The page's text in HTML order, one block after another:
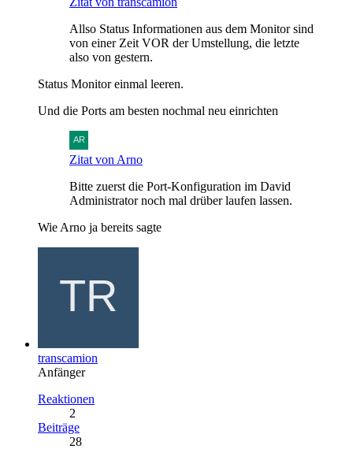
Allso Status Informationen aus dem Monitor sind
von einer Zeit VOR der Umstellung, die letzte
also von gestern.
Status Monitor einmal leeren.
Und die Ports am besten nochmal neu einrichten
Zitat von Arno
Bitte zuerst die Port-Konfiguration im David
Administrator noch mal drüber laufen lassen.
Wie Arno ja bereits sagte
transcamion
Anfänger
Reaktionen
2
Beiträge
28